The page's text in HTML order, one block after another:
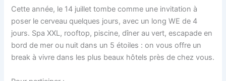
Cette année, le 14 juillet tombe comme une invitation à
poser le cerveau quelques jours, avec un long WE de 4
jours. Spa XXL, rooftop, piscine, dîner au vert, escapade en
bord de mer ou nuit dans un 5 étoiles : on vous offre un
break à vivre dans les plus beaux hôtels près de chez vous.